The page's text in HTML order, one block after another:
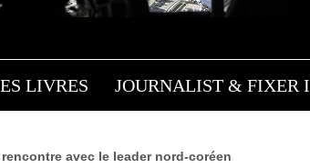
LIVRES JOURNALIST & FIXER
Influences Slider/ 17 juillet 2018
avec le leader nord-coréen